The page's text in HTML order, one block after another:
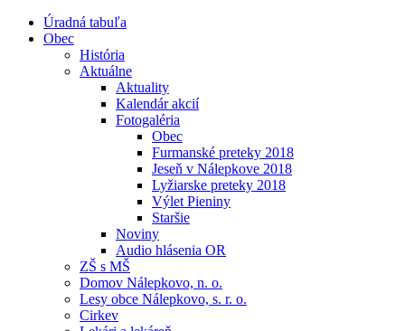
Úradná tabuľa
Obec
História
Aktuálne
Aktuality
Kalendár akcií
Fotogaléria
Obec
Furmanské preteky 2018
Jeseň v Nálepkove 2018
Lyžiarske preteky 2018
Výlet Pieniny
Staršie
Noviny
Audio hlásenia OR
ZŠ s MŠ
Domov Nálepkovo, n. o.
Lesy obce Nálepkovo, s. r. o.
Cirkev